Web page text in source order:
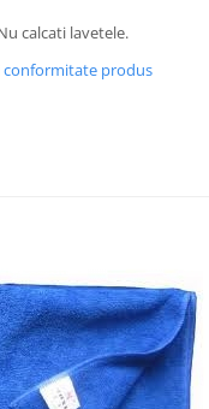
calcati lavetele.
produs